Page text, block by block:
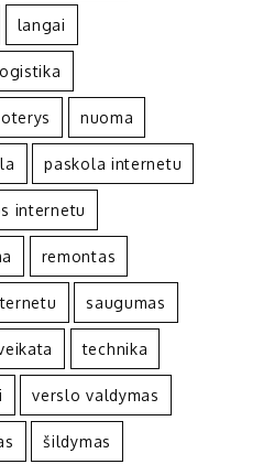
langai
nuoma
paskola internetu
internetu
remontas
saugumas
technika
verslo valdymas
šildymas